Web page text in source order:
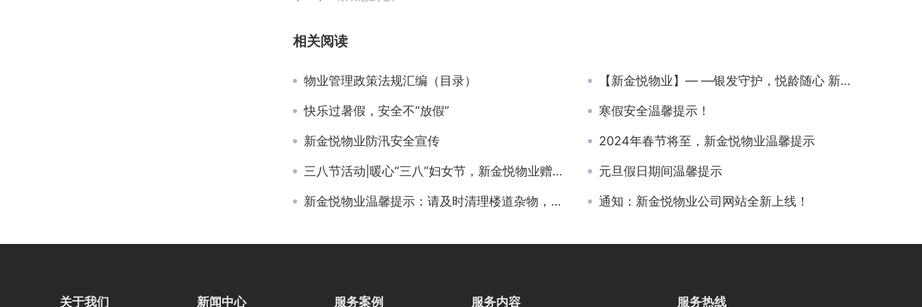
相关阅读
物业管理政策法规汇编（目录） 【新金悦物业】— —银发守护，悦龄随心 新华社区时代金悦项目长者联谊会
快乐过暑假，安全不“放假” 寒假安全温馨提示！
新金悦物业防汛安全宣传 2024年春节将至，新金悦物业温馨提示
三八节活动|暖心“三八”妇女节，新金悦物业赠花致敬女性 元旦假日期间温馨提示
新金悦物业温馨提示：请及时清理楼道杂物，防患未“燃”！ 通知：新金悦物业公司网站全新上线！
关于我们 新闻中心 服务案例 服务内容 服务热线